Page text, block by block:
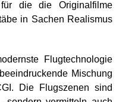
die die Originalfilme
in Sachen Realismus
Flugtechnologie
Mischung
Die Flugszenen sind